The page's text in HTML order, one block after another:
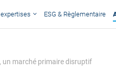
ESG & Règlementaire
un marché primaire disruptif